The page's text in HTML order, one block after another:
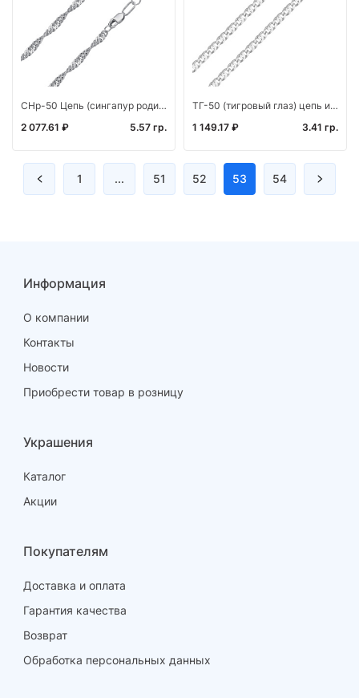
СНр-50 Цепь (сингапур родированный) (Ag 925)
2 077.61 ₽
5.57 гр.
ТГ-50 (тигровый глаз) цепь из серебра 925*
1 149.17 ₽
3.41 гр.
1 ... 51 52 53 54
Информация
О компании
Контакты
Новости
Приобрести товар в розницу
Украшения
Каталог
Акции
Покупателям
Доставка и оплата
Гарантия качества
Возврат
Обработка персональных данных